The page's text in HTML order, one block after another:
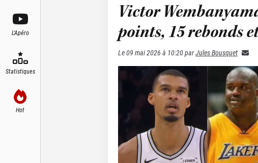
L'Apéro
Statistiques
Hot
Victor
points, 15 rebonds
Le09 mai 2026 à 10:20parJules Bousquet